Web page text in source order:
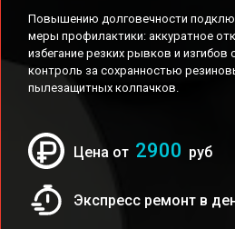
Повышению долговечности
меры профилактики: аккуратное
избегание резких рывков и изгибов
контроль за сохранностью
пылезащитных колпачков.
Цена от 2900 руб
Экспресс ремонт в